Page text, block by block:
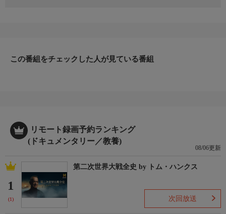
この番組をチェックした人が見ている番組
リモート録画予約ランキング
(ドキュメンタリー／教養)
08/06更新
1
(1)
第二次世界大戦全史 by トム・ハンクス
次回放送